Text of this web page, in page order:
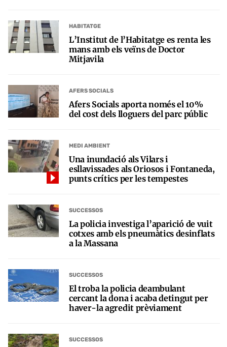
HABITATGE
L’Institut de l’Habitatge es renta les
mans amb els veïns de Doctor
Mitjavila
AFERS SOCIALS
Afers Socials aporta només el 10%
del cost dels lloguers del parc públic
MEDI AMBIENT
Una inundació als Vilars i
esllavissades als Oriosos i Fontaneda,
punts crítics per les tempestes
SUCCESSOS
La policia investiga l’aparició de vuit
cotxes amb els pneumàtics desinflats
a la Massana
SUCCESSOS
El troba la policia deambulant
cercant la dona i acaba detingut per
haver-la agredit prèviament
SUCCESSOS